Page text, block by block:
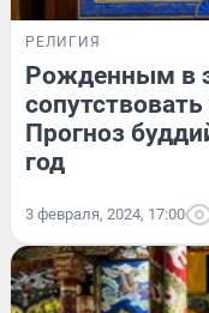
РЕЛИГИЯ
Рожденным в
Прогноз
год
3 февраля, 2024, 17:00